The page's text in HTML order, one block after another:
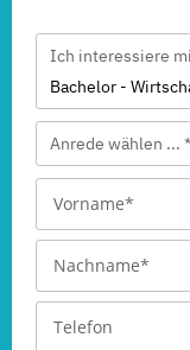
Ich interessiere
Bachelor -
Anrede wählen ... *